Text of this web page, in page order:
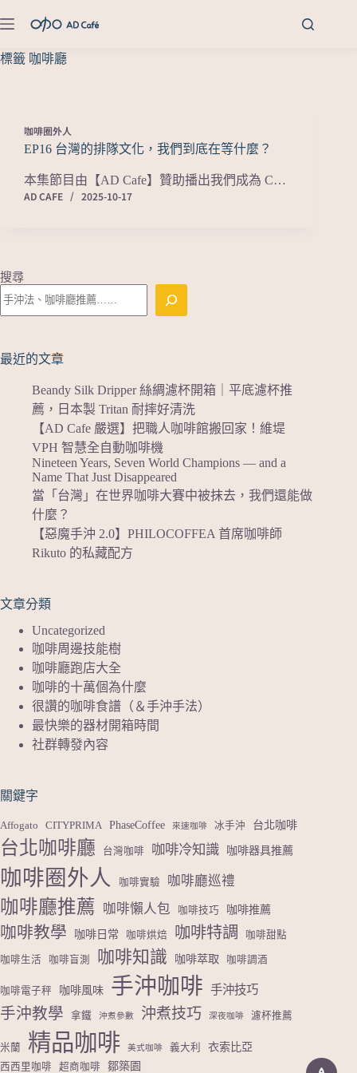
標籤 咖啡廳
咖啡圈外人
EP16 台灣的排隊文化，我們到底在等什麼？
本集節目由【AD Cafe】贊助播出我們成為 C…
AD CAFE
2025-10-17
搜尋
最近的文章
Beandy Silk Dripper 絲綢濾杯開箱｜平底濾杯推
薦，日本製 Tritan 耐摔好清洗
【AD Cafe 嚴選】把職人咖啡館搬回家！維堤
VPH 智慧全自動咖啡機
Nineteen Years, Seven World Champions — and a
Name That Just Disappeared
當「台灣」在世界咖啡大賽中被抹去，我們還能做
什麼？
【惡魔手沖 2.0】PHILOCOFFEA 首席咖啡師
Rikuto 的私藏配方
文章分類
Uncategorized
咖啡周邊技能樹
咖啡廳跑店大全
咖啡的十萬個為什麼
很讚的咖啡食譜（＆手沖手法）
最快樂的器材開箱時間
社群轉發內容
關鍵字
Affogato CITYPRIMA PhaseCoffee 來速咖啡 冰手沖 台北咖啡
台北咖啡廳 台灣咖啡 咖啡冷知識 咖啡器具推薦
咖啡圈外人 咖啡實驗 咖啡廳巡禮
咖啡廳推薦 咖啡懶人包 咖啡技巧 咖啡推薦
咖啡教學 咖啡日常 咖啡烘焙 咖啡特調 咖啡甜點
咖啡生活 咖啡盲測 咖啡知識 咖啡萃取 咖啡調酒
咖啡電子秤 咖啡風味 手沖咖啡 手沖技巧
手沖教學 拿鐵 沖煮參數 沖煮技巧 深夜咖啡 濾杯推薦
米蘭 精品咖啡 美式咖啡 義大利 衣索比亞
西西里咖啡 超商咖啡 鄒築園